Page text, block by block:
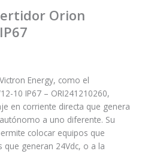
Orion
Energy, como el
10 IP67 – ORI241210260,
en corriente directa que genera
a uno diferente. Su
colocar equipos que
que generan 24Vdc, o a la